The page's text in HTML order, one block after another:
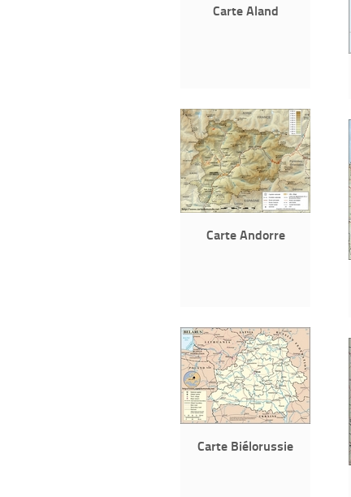
Carte Aland
Carte Andorre
Carte Biélorussie